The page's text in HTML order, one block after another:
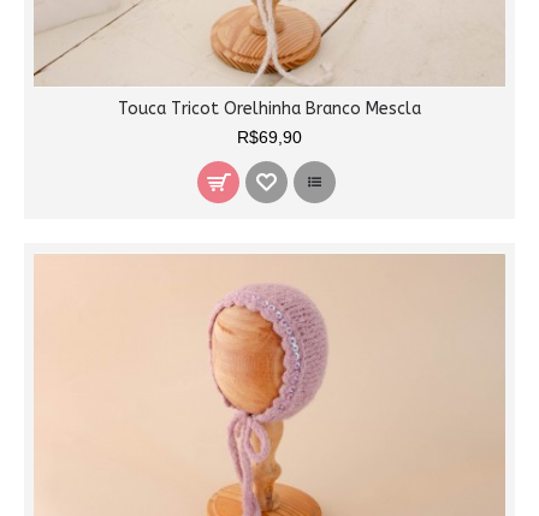
Touca Tricot Orelhinha Branco Mescla
R$69,90